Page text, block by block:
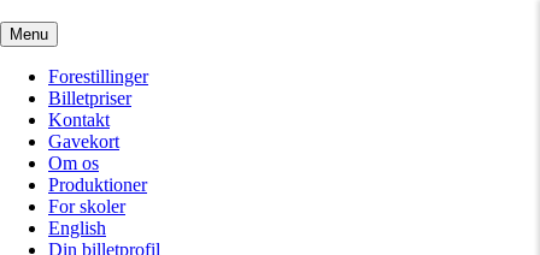
Menu
Forestillinger
Billetpriser
Kontakt
Gavekort
Om os
Produktioner
For skoler
English
Din billetprofil